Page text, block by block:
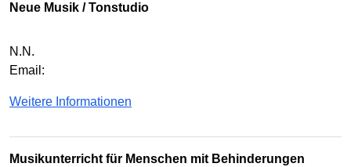
Neue Musik / Tonstudio
N.N.
Email:
Weitere Informationen
Musikunterricht für Menschen mit Behinderungen